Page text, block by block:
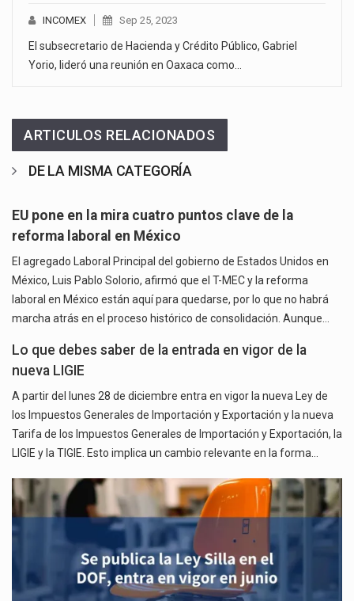
INCOMEX Sep 25, 2023
El subsecretario de Hacienda y Crédito Público, Gabriel
Yorio, lideró una reunión en Oaxaca como…
ARTICULOS RELACIONADOS
DE LA MISMA CATEGORÍA
EU pone en la mira cuatro puntos clave de la
reforma laboral en México
El agregado Laboral Principal del gobierno de Estados Unidos en
México, Luis Pablo Solorio, afirmó que el T-MEC y la reforma
laboral en México están aquí para quedarse, por lo que no habrá
marcha atrás en el proceso histórico de consolidación. Aunque…
Lo que debes saber de la entrada en vigor de la
nueva LIGIE
A partir del lunes 28 de diciembre entra en vigor la nueva Ley de
los Impuestos Generales de Importación y Exportación y la nueva
Tarifa de los Impuestos Generales de Importación y Exportación, la
LIGIE y la TIGIE. Esto implica un cambio relevante en la forma…